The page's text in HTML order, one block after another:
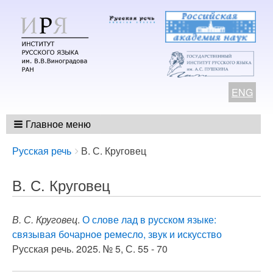
ENG
Главное меню
Breadcrumbs
You
here:
Русская речь В. С. Круговец
В. С. Круговец
В. С. Круговец. О слове лад в русском языке:
связывая бочарное ремесло, звук и искусство
Русская речь. 2025. № 5, С. 55 - 70